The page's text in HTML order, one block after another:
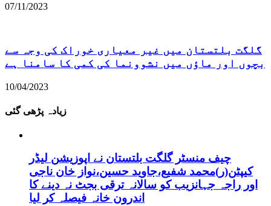
07/11/2023
گلگت بلتستان میں غیر معیاری خوراک کی وجہ سے
بچوں اور ماؤں میں نشوونما کی کمی کا سامنا ہے
10/04/2023
زیادہ پڑھی گئی
چیف منسٹر گلگت بلتستان نے اپوزیشن لیڈر
کیپٹن(ر)محمد شفیع،جاوید حسین،نواز خان ناجی
اور راجہ جہانزیب کو سالانہ ترقی بجٹ نہ دینے کا
اندرون خانہ فیصلہ کر لیا